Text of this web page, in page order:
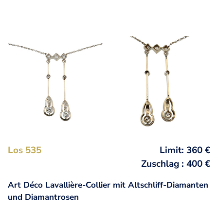
Los 535
Limit: 360 €
Zuschlag : 400 €
Art Déco Lavallière-Collier mit Altschliff-Diamanten
und Diamantrosen